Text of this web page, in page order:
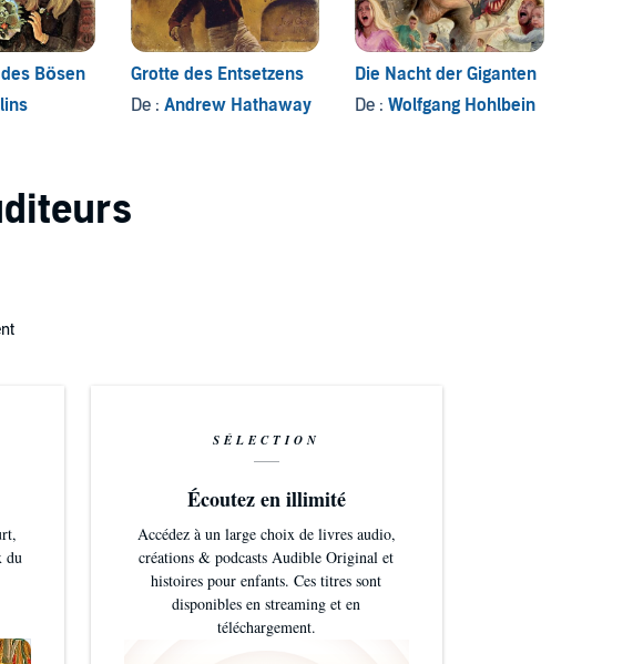
Bösen
Grotte des Entsetzens
De : Andrew Hathaway
Die Nacht der Giganten
De :Wolfgang Hohlbein
du
SÉLECTION
Écoutez en illimité
Accédez à un large choix de livres audio,
créations & podcasts Audible Original et
histoires pour enfants. Ces titres sont
disponibles en streaming et en
téléchargement.